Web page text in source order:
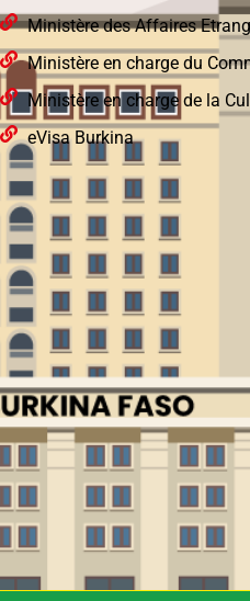
Ministère des Affaires
Ministère en charge du
Ministère en charge de la
eVisa Burkina